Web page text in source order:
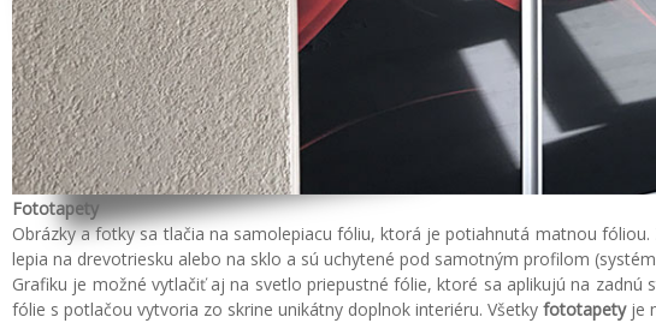
Fototapety
Obrázky a fotky sa tlačia na samolepiacu fóliu, ktorá je potiahnutá matnou
lepia na drevotriesku alebo na sklo a sú uchytené pod samotným profilom
Grafiku je možné vytlačiť aj na svetlo priepustné fólie, ktoré sa aplikujú na
fólie s potlačou vytvoria zo skrine unikátny doplnok interiéru. Všetky fototapetyje